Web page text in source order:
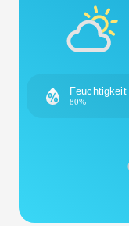
Feuchtigkeit
80%